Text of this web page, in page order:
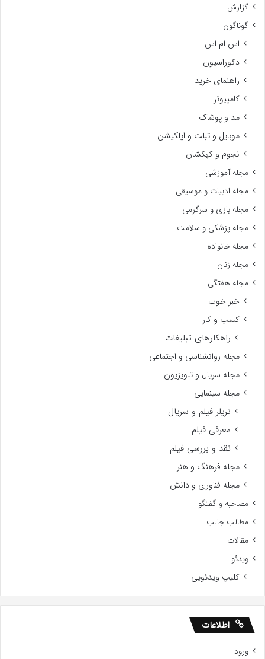
گزارش
گوناگون
اس ام اس
دکوراسیون
راهنمای خرید
کامپیوتر
مد و پوشاک
موبایل و تبلت و اپلکیشن
نجوم و کهکشان
مجله آموزشی
مجله ادبیات و موسیقی
مجله بازی و سرگرمی
مجله پزشکی و سلامت
مجله خانواده
مجله زنان
مجله هفتگی
خبر خوب
کسب و کار
راهکارهای تبلیغات
مجله روانشناسی و اجتماعی
مجله سریال و تلویزیون
مجله سینمایی
تریلر فیلم و سریال
معرفی فیلم
نقد و بررسی فیلم
مجله فرهنگ و هنر
مجله فناوری و دانش
مصاحبه و گفتگو
مطالب جالب
مقالات
ویدئو
کلیپ ویدئویی
اطلاعات
ورود